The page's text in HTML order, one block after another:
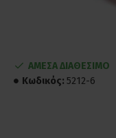
ΑΜΕΣΑ ΔΙΑΘΕΣΙΜΟ
Κωδικός: 5212-6